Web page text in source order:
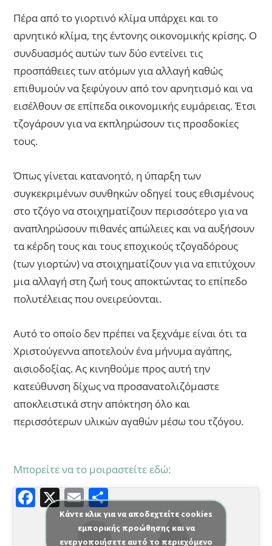
Πέρα από το γιορτινό κλίμα υπάρχει και το
αρνητικό κλίμα, της έντονης οικονομικής κρίσης. Ο
συνδυασμός αυτών των δύο εντείνει τις
προσπάθειες των ατόμων για αλλαγή καθώς
επιθυμούν να ξεφύγουν από τον αρνητισμό και να
εισέλθουν σε επίπεδα οικονομικής ευμάρειας. Έτσι
τζογάρουν για να εκπληρώσουν τις προσδοκίες
τους.
Όπως γίνεται κατανοητό, η ύπαρξη των
συγκεκριμένων συνθηκών οδηγεί τους εθισμένους
στο τζόγο να στοιχηματίζουν περισσότερο για να
αναπληρώσουν πιθανές απώλειες και να αυξήσουν
τα κέρδη τους και τους εποχικούς τζογαδόρους
(των γιορτών) να στοιχηματίζουν για να επιτύχουν
μια αλλαγή στη ζωή τους αποκτώντας το επίπεδο
πολυτέλειας που ονειρεύονται.
Αυτό το οποίο δεν πρέπει να ξεχνάμε είναι ότι τα
Χριστούγεννα αποτελούν ένα μήνυμα αγάπης,
αισιοδοξίας. Ας κινηθούμε προς αυτή την
κατεύθυνση δίχως να προσανατολιζόμαστε
αποκλειστικά στην απόκτηση όλο και
περισσότερων υλικών αγαθών μέσω του τζόγου.
Μπορείτε να το μοιραστείτε εδώ:
F
a
X E
m
ai
Μ
οι
ρ
Κάντε κλικ για να αποδεχτείτε cookies
εμπορικής προώθησης και να
ενεργοποιήσετε αυτό το περιεχόμενο